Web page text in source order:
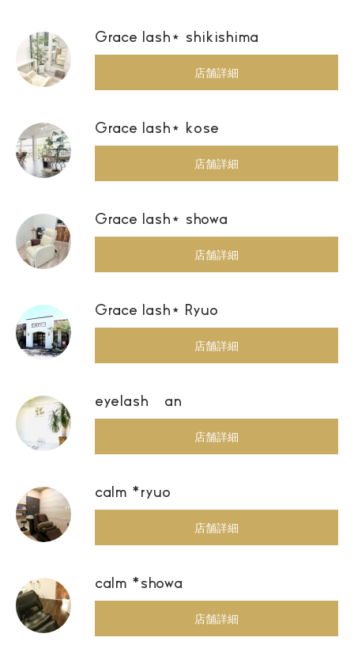
Grace lash⋆ shikishima
店舗詳細
Grace lash⋆ kose
店舗詳細
Grace lash⋆ showa
店舗詳細
Grace lash⋆ Ryuo
店舗詳細
eyelash an
店舗詳細
calm *ryuo
店舗詳細
calm *showa
店舗詳細